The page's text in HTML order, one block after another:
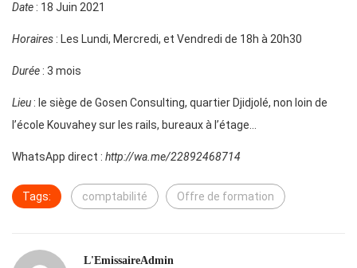
Date : 18 Juin 2021
Horaires : Les Lundi, Mercredi, et Vendredi de 18h à 20h30
Durée : 3 mois
Lieu : le siège de Gosen Consulting, quartier Djidjolé, non loin de
l’école Kouvahey sur les rails, bureaux à l’étage…
WhatsApp direct : http://wa.me/22892468714
Tags: comptabilité Offre de formation
L'EmissaireAdmin